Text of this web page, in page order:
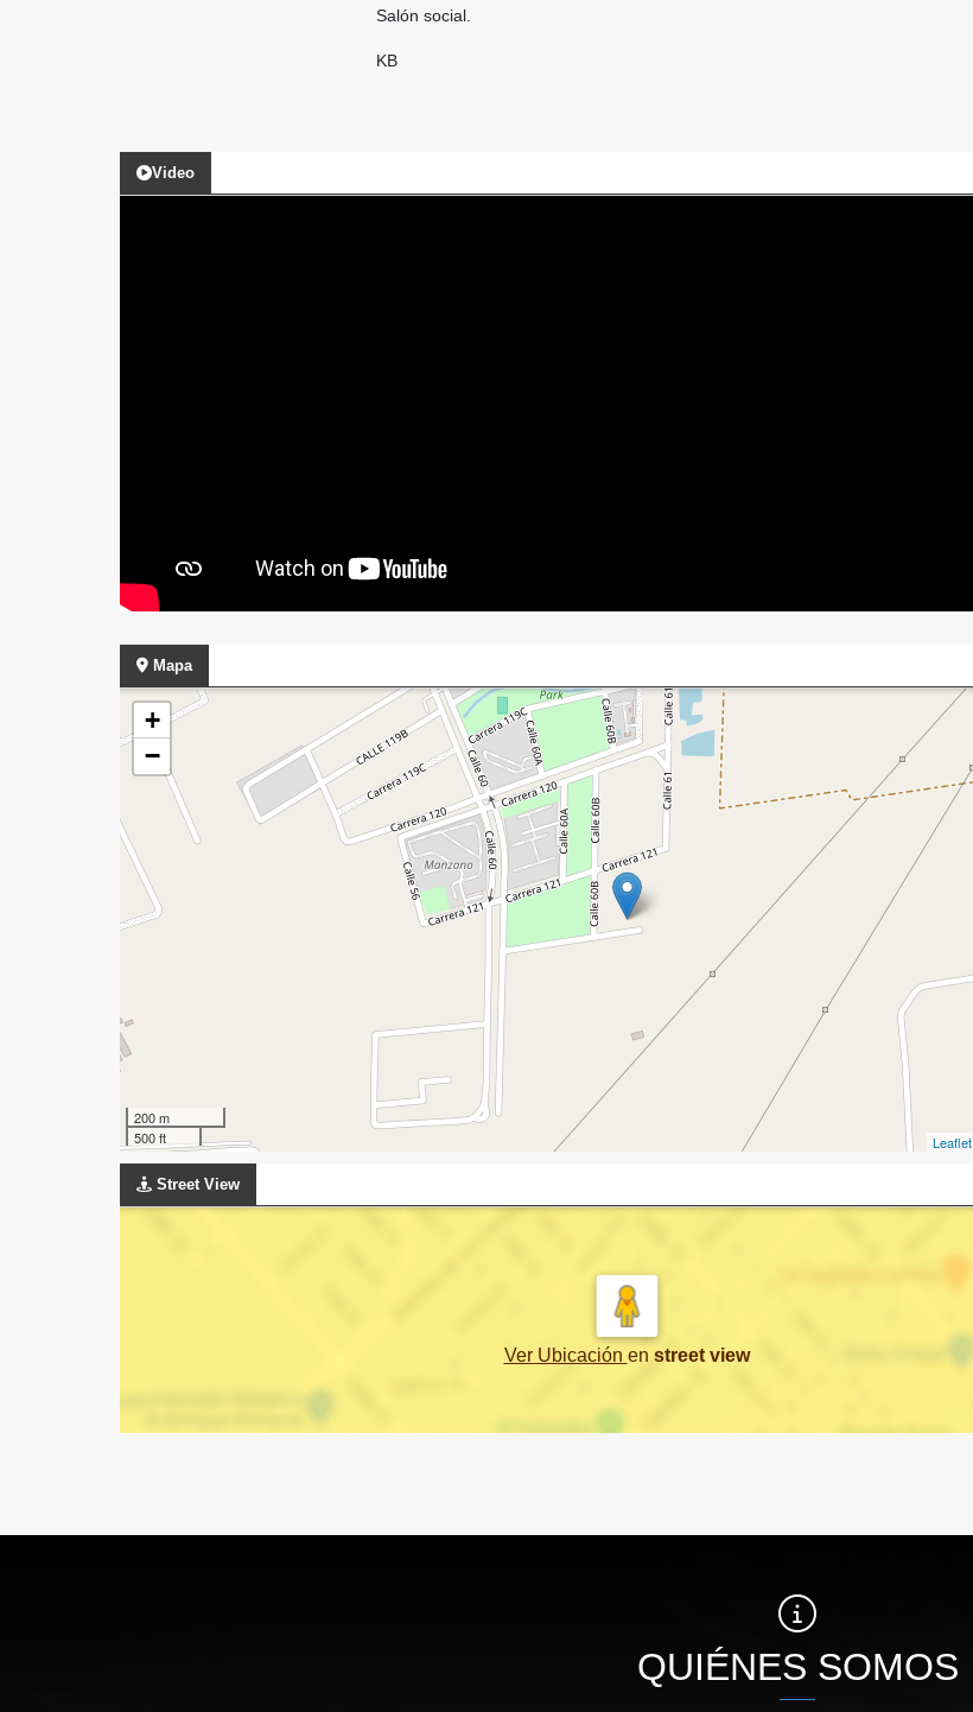
Salón social.
KB
Video
Mapa
+
−
200 m
500 ft
Leaflet
Street View
Ver Ubicación en street view
QUIÉNES SOMOS